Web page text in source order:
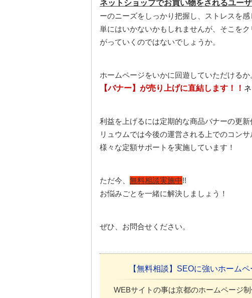
ネットショップでお買い物をされるユー
ーのニーズをしっかり把握し、ストレスを
単にはいかないかもしれませんが、そこを
がっていくのではないでしょうか。
ホームページをいかに回遊していただけるか
【バナー】が売り上げに直結します！！
利益を上げるには定期的な商品バナーの更新
リュウムでは今後の運営される上でのコン
様々な定額サポートを実施しています！
ただ今、 無料相談実施中!!
お悩みごとを一緒に解決しましょう！
ぜひ、お問合せください。
【無料相談】SEOに強いホーム
WEBサイトの事は京都のホームページ